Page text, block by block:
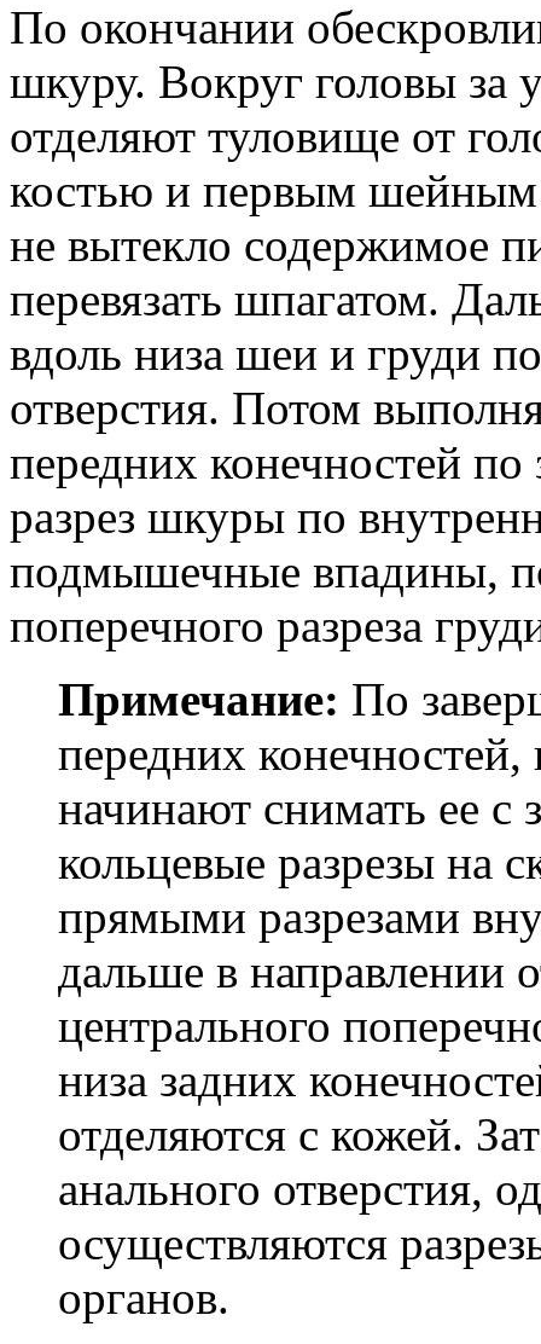
По окончании
шкуру. Вокруг головы за
отделяют туловище от
костью и первым
не вытекло содержимое
перевязать шпагатом.
вдоль низа шеи и груди
отверстия. Потом
передних конечностей
разрез шкуры по
подмышечные впадины,
поперечного разреза
Примечание: По
передних
начинают снимать ее с
кольцевые разрезы на
прямыми разрезами
дальше в направлении
центрального
низа задних
отделяются с кожей.
анального отверстия,
осуществляются
органов.